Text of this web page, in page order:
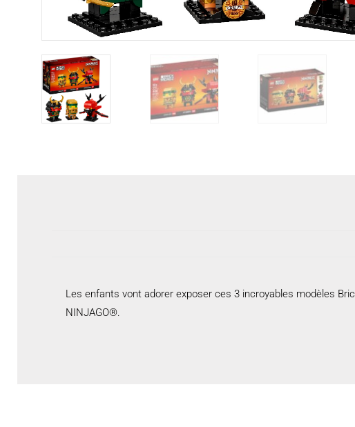
Les enfants vont adorer exposer ces 3 incroyables modèles
NINJAGO®.